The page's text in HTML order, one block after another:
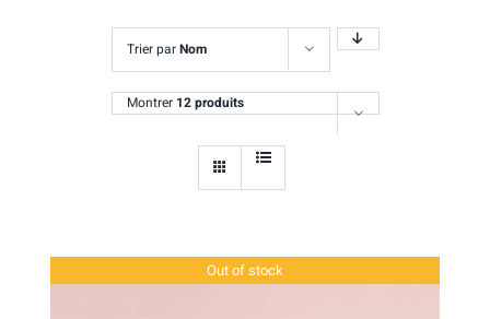
Trier parNom
Montrer 12 produits
Out of stock